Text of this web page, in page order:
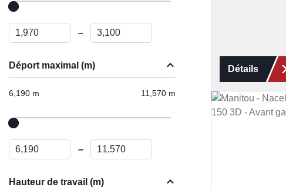
–
Déport maximal (m)
–
6,190 m 11,570 m
Hauteur de travail (m)
Détails